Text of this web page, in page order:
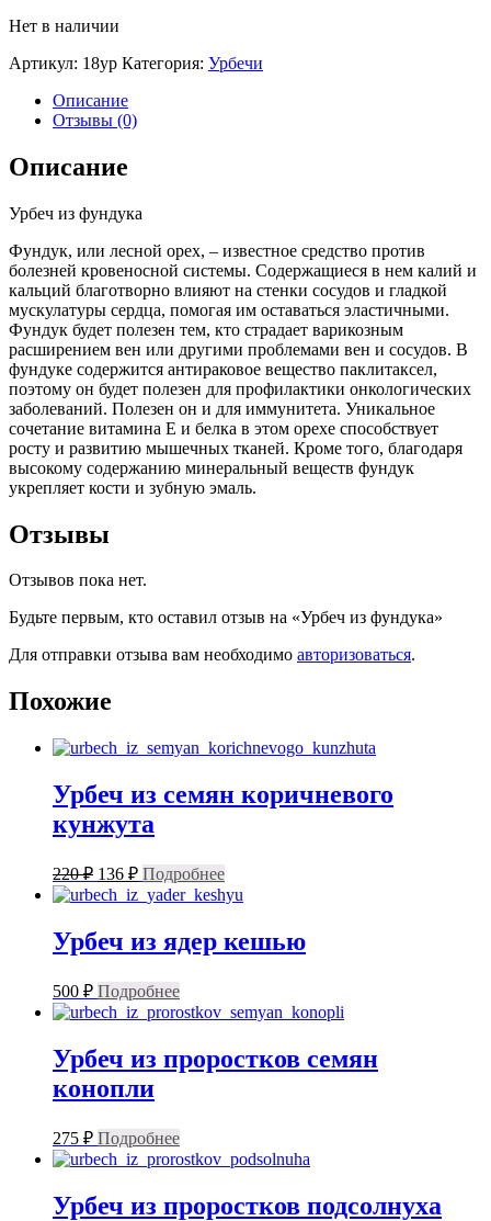
Нет в наличии
Артикул: 18ур Категория: Урбечи
Описание
Отзывы (0)
Описание
Урбеч из фундука
Фундук, или лесной орех, – известное средство против
болезней кровеносной системы. Содержащиеся в нем калий и
кальций благотворно влияют на стенки сосудов и гладкой
мускулатуры сердца, помогая им оставаться эластичными.
Фундук будет полезен тем, кто страдает варикозным
расширением вен или другими проблемами вен и сосудов. В
фундуке содержится антираковое вещество паклитаксел,
поэтому он будет полезен для профилактики онкологических
заболеваний. Полезен он и для иммунитета. Уникальное
сочетание витамина Е и белка в этом орехе способствует
росту и развитию мышечных тканей. Кроме того, благодаря
высокому содержанию минеральный веществ фундук
укрепляет кости и зубную эмаль.
Отзывы
Отзывов пока нет.
Будьте первым, кто оставил отзыв на «Урбеч из фундука»
Для отправки отзыва вам необходимо авторизоваться.
Похожие
Урбеч из семян коричневого
кунжута
220₽ Первоначальная
цена
составляла
136 ₽Текущая
цена:
Подробнее
Урбеч из ядер кешью
500 ₽ Подробнее
Урбеч из проростков семян
конопли
275 ₽ Подробнее
Урбеч из проростков подсолнуха